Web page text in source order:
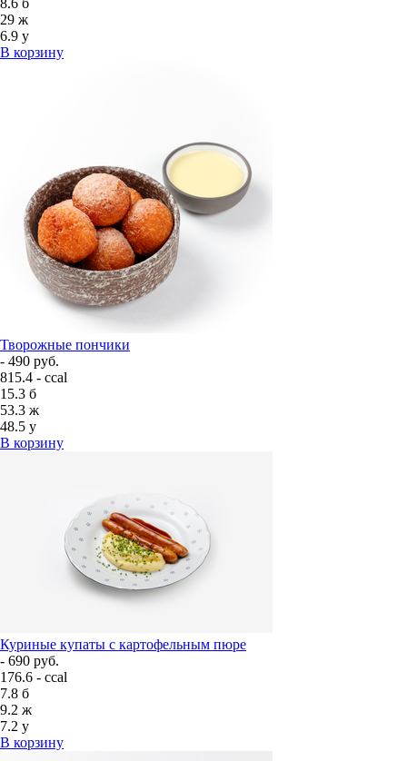
8.6 б
29 ж
6.9 у
В корзину
Творожные пончики
- 490 руб.
815.4 - ccal
15.3 б
53.3 ж
48.5 у
В корзину
Куриные купаты с картофельным пюре
- 690 руб.
176.6 - ccal
7.8 б
9.2 ж
7.2 у
В корзину